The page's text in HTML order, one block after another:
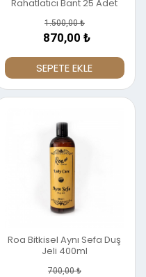
Rahatlatıcı Bant 25 Adet
1.500,00 ₺
870,00 ₺
SEPETE EKLE
Roa Bitkisel Aynı Sefa Duş
Jeli 400ml
700,00 ₺